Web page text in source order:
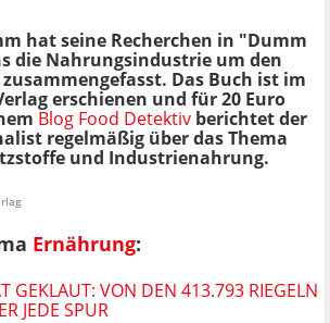
hat seine Recherchen in "Dumm
die Nahrungsindustrie um den
Das Buch ist im
erschienen und für 20 Euro
Blog Food Detektiv berichtet der
regelmäßig über das Thema
und Industrienahrung.
Ernährung:
GEKLAUT: VON DEN 413.793 RIEGELN
JEDE SPUR